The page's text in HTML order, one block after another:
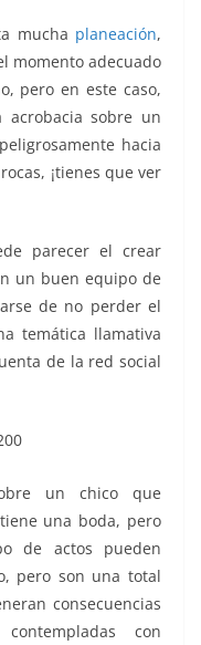
mucha planeación,
momento adecuado
pero en este caso,
sobre un
hacia
¡tienes que ver
parecer el crear
un buen equipo de
de no perder el
temática llamativa
de la red social
un chico que
una boda, pero
de actos pueden
pero son una total
consecuencias
con